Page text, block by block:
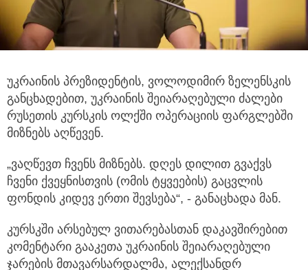
უკრაინის პრეზიდენტის, ვოლოდიმირ ზელენსკის
განცხადებით, უკრაინის შეიარაღებული ძალები
რუსეთის კურსკის ოლქში ოპერაციის ფარგლებში
მიზნებს აღწევენ.
„ვაღწევთ ჩვენს მიზნებს. დღეს დილით გვაქვს
ჩვენი ქვეყნისთვის (ომის ტყვეების) გაცვლის
ფონდის კიდევ ერთი შევსება“, - განაცხადა მან.
კურსკში არსებულ ვითარებასთან დაკავშირებით
კომენტარი გააკეთა უკრაინის შეიარაღებული
ჯარების მთავარსარდალმა, ალექსანდრ